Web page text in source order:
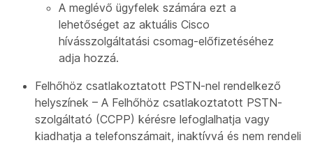
A meglévő ügyfelek számára ezt a
lehetőséget az aktuális Cisco
hívásszolgáltatási csomag-előfizetéséhez
adja hozzá.
Felhőhöz csatlakoztatott PSTN-nel rendelkező
helyszínek – A Felhőhöz csatlakoztatott PSTN-
szolgáltató (CCPP) kérésre lefoglalhatja vagy
kiadhatja a telefonszámait, inaktívvá és nem rendeli